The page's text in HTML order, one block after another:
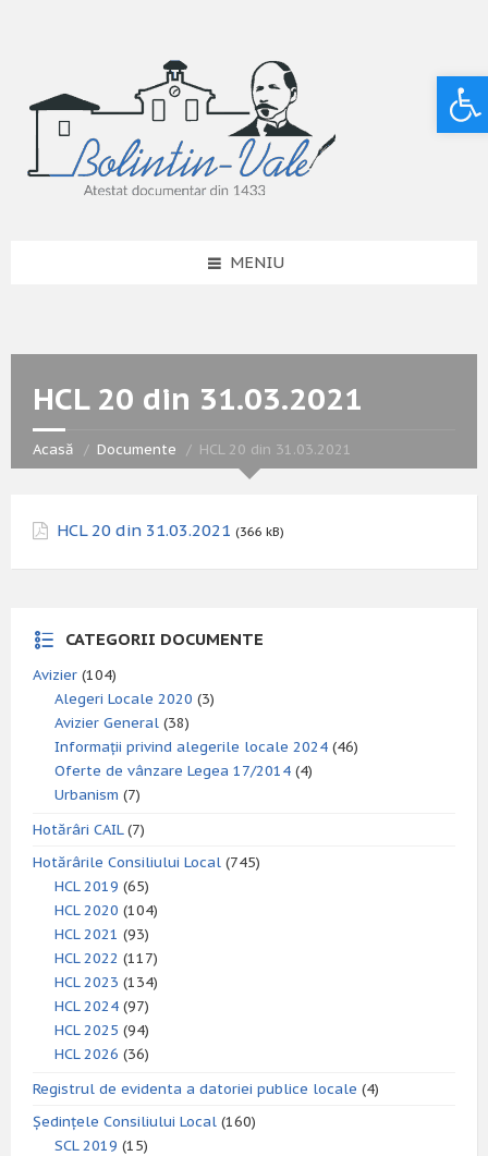
MENIU
HCL 20 din 31.03.2021
Acasă Documente HCL 20 din 31.03.2021
HCL 20 din 31.03.2021 (366 kB)
CATEGORII DOCUMENTE
Avizier (104)
Alegeri Locale 2020 (3)
Avizier General (38)
Informații privind alegerile locale 2024 (46)
Oferte de vânzare Legea 17/2014 (4)
Urbanism (7)
Hotărâri CAIL(7)
Hotărârile Consiliului Local (745)
HCL 2019 (65)
HCL 2020 (104)
HCL 2021 (93)
HCL 2022 (117)
HCL 2023 (134)
HCL 2024 (97)
HCL 2025 (94)
HCL 2026 (36)
Registrul de evidenta a datoriei publice locale (4)
Ședințele Consiliului Local (160)
SCL 2019 (15)
Deschide bara de unelte